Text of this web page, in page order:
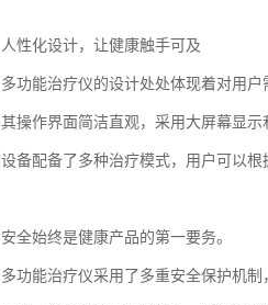
人性化设计，让健康触手可及
多功能治疗仪的设计处处体现着对用户
其操作界面简洁直观，采用大屏幕显示
设备配备了多种治疗模式，用户可以
安全始终是健康产品的第一要务。
多功能治疗仪采用了多重安全保护机